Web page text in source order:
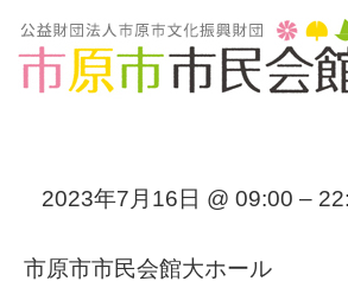
2023年7月16日 @ 09:00 –
市原市市民会館大ホール